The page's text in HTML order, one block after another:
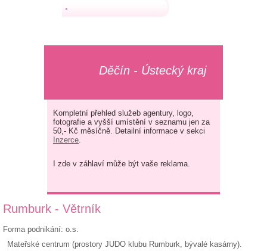
.
Děčín - Ústecký kraj
Kompletní přehled služeb agentury, logo,
fotografie a vyšší umístění v seznamu jen za
50,- Kč měsíčně. Detailní informace v sekci
Inzerce.
I zde v záhlaví může být vaše reklama.
Rumburk - Větrník
Forma podnikání: o.s.
Mateřské centrum (prostory JUDO klubu Rumburk, bývalé kasárny).